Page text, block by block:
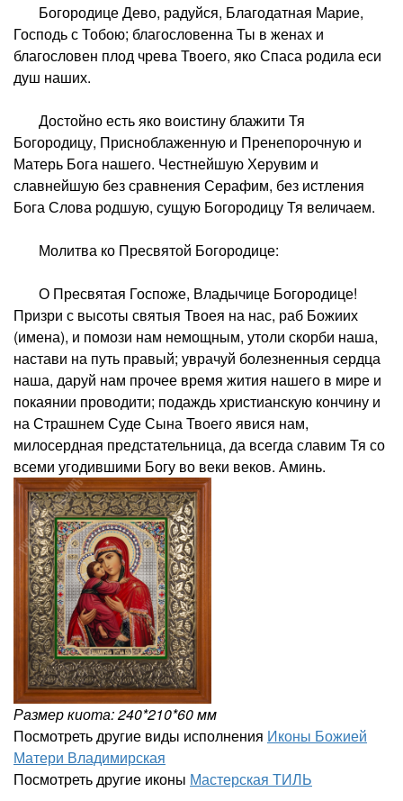
Богородице Дево, радуйся, Благодатная Марие,
Господь с Тобою; благословенна Ты в женах и
благословен плод чрева Твоего, яко Спаса родила еси
душ наших.
Достойно есть яко воистину блажити Тя
Богородицу, Присноблаженную и Пренепорочную и
Матерь Бога нашего. Честнейшую Херувим и
славнейшую без сравнения Серафим, без истления
Бога Слова родшую, сущую Богородицу Тя величаем.
Молитва ко Пресвятой Богородице:
О Пресвятая Госпоже, Владычице Богородице!
Призри с высоты святыя Твоея на нас, раб Божиих
(имена), и помози нам немощным, утоли скорби наша,
настави на путь правый; уврачуй болезненныя сердца
наша, даруй нам прочее время жития нашего в мире и
покаянии проводити; подаждь христианскую кончину и
на Страшнем Суде Сына Твоего явися нам,
милосердная предстательница, да всегда славим Тя со
всеми угодившими Богу во веки веков. Аминь.
Размер киота: 240*210*60 мм
Посмотреть другие виды исполнения Иконы Божией
Матери Владимирская
Посмотреть другие иконы Мастерская ТИЛЬ